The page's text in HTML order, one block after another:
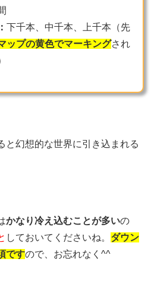
下千本、中千本、上千本（先
ップの黄色でマーキングされ
と幻想的な世界に引き込まれる
かなり冷え込むことが多いの
しておいてくださいね。 ダウン
ですので、お忘れなく^^